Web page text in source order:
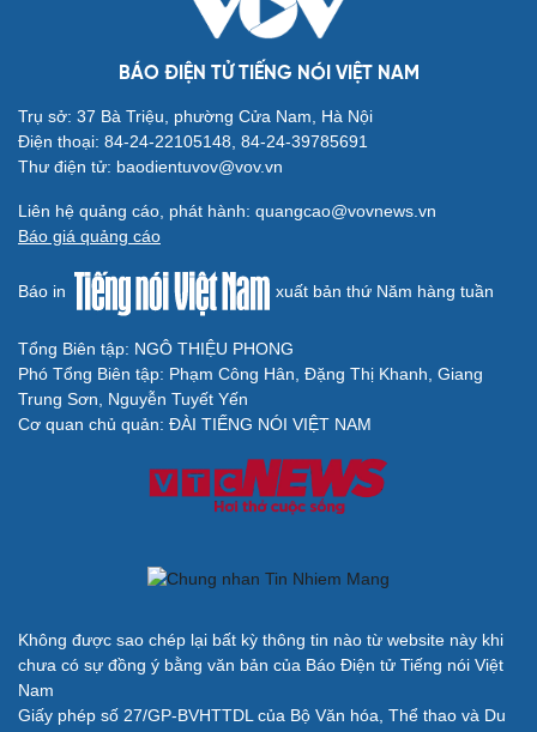
BÁO ĐIỆN TỬ TIẾNG NÓI VIỆT NAM
Trụ sở: 37 Bà Triệu, phường Cửa Nam, Hà Nội
Điện thoại: 84-24-22105148, 84-24-39785691
Thư điện tử: baodientuvov@vov.vn
Liên hệ quảng cáo, phát hành: quangcao@vovnews.vn
Báo giá quảng cáo
Báo in xuất bản thứ Năm hàng tuần
Tổng Biên tập: NGÔ THIỆU PHONG
Phó Tổng Biên tập: Phạm Công Hân, Đặng Thị Khanh, Giang
Trung Sơn, Nguyễn Tuyết Yến
Cơ quan chủ quản: ĐÀI TIẾNG NÓI VIỆT NAM
Không được sao chép lại bất kỳ thông tin nào từ website này khi
chưa có sự đồng ý bằng văn bản của Báo Điện tử Tiếng nói Việt
Nam
Giấy phép số 27/GP-BVHTTDL của Bộ Văn hóa, Thể thao và Du